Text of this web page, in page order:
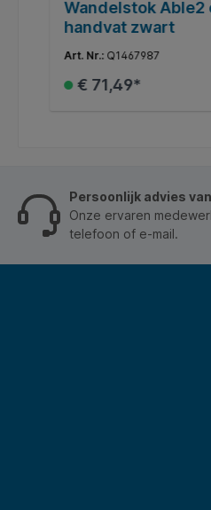
Wandelstok Able2
handvat zwart
Art. Nr.: Q1467987
€ 71,49*
Persoonlijk advies
Onze ervaren
telefoon of e-mail.